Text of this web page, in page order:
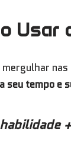
Usar
seu tempo e